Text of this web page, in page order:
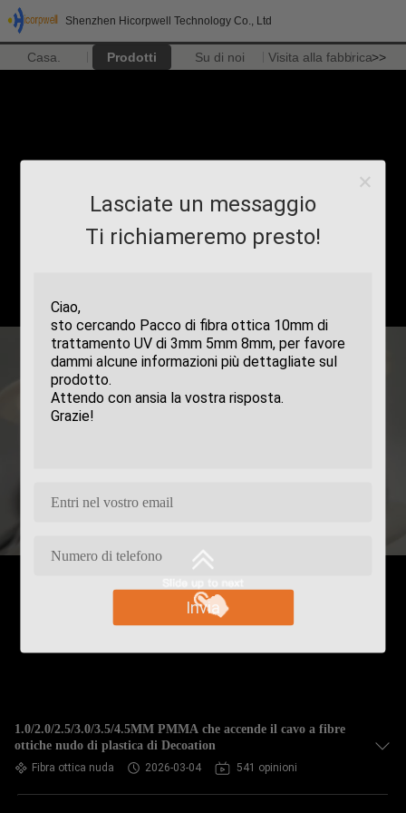
Shenzhen Hicorpwell Technology Co., Ltd
Casa. Prodotti Su di noi Visita alla fabbrica>>
Lasciate un messaggio
Ti richiameremo presto!
Invia
1.0/2.0/2.5/3.0/3.5/4.5MM PMMA che accende il cavo a fibre
ottiche nudo di plastica di Decoation
Fibra ottica nuda 2026-03-04 541 opinioni